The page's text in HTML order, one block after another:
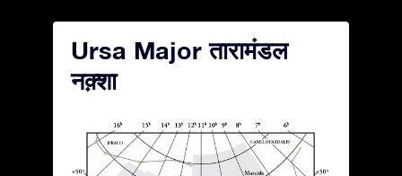
Ursa Major तारामंडल
नक़्शा